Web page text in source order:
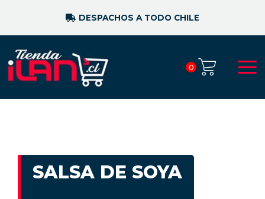
DESPACHOS A TODO CHILE
0
SALSA DE SOYA